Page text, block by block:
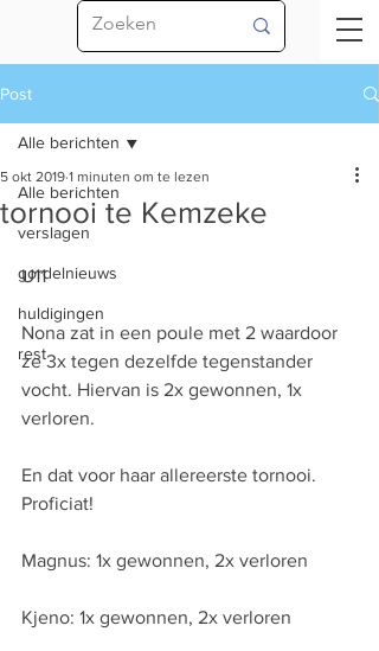
Post
Alle berichten
verslagen
gordelnieuws
huldigingen
rest
Alle berichten
tornooi te Kemzeke
5 okt 2019 1 minuten om te lezen
U11
Nona zat in een poule met 2 waardoor
ze 3x tegen dezelfde tegenstander
vocht. Hiervan is 2x gewonnen, 1x
verloren.
En dat voor haar allereerste tornooi.
Proficiat!
Magnus: 1x gewonnen, 2x verloren
Kjeno: 1x gewonnen, 2x verloren